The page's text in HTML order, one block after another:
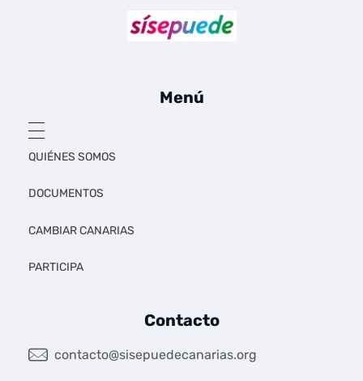
e
t
a
s
Menú
QUIÉNES SOMOS
DOCUMENTOS
CAMBIAR CANARIAS
PARTICIPA
Contacto
contacto@sisepuedecanarias.org